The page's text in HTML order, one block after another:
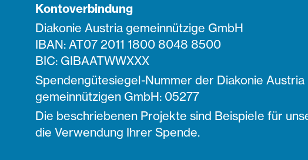
Kontoverbindung
Diakonie Austria gemeinnützige GmbH
IBAN: AT07 2011 1800 8048 8500
BIC: GIBAATWWXXX
Spendengütesiegel-Nummer der Diakonie Austria
gemeinnützigen GmbH: 05277
Die beschriebenen Projekte sind Beispiele für
die Verwendung Ihrer Spende.